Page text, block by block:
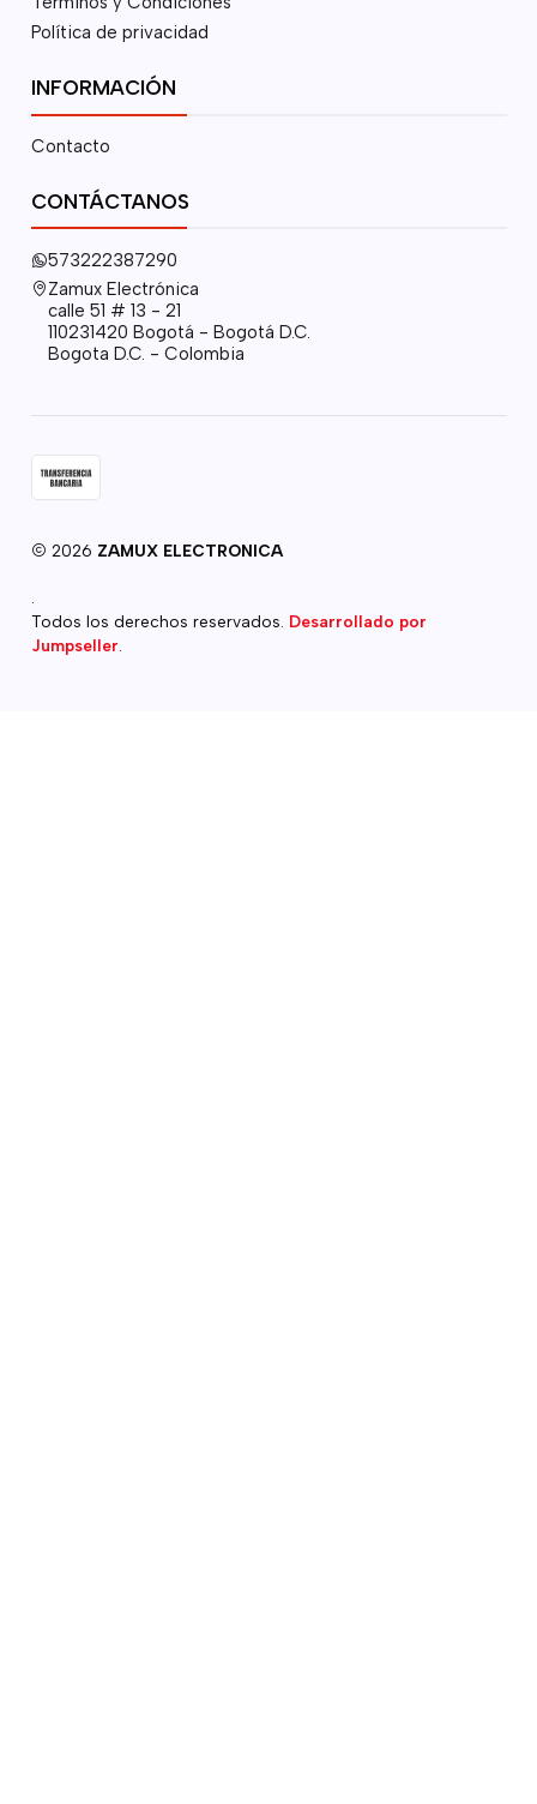
Política de privacidad
INFORMACIÓN
Contacto
CONTÁCTANOS
573222387290
Zamux Electrónica
calle 51 # 13 - 21
110231420 Bogotá - Bogotá D.C.
Bogota D.C. - Colombia
2026 ZAMUX ELECTRONICA
Todos los derechos reservados. Desarrollado por
Jumpseller